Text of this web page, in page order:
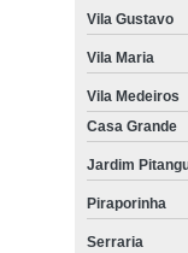
Vila Gustavo
Vila Maria
Vila Medeiros
Casa Grande
Jardim
Piraporinha
Serraria